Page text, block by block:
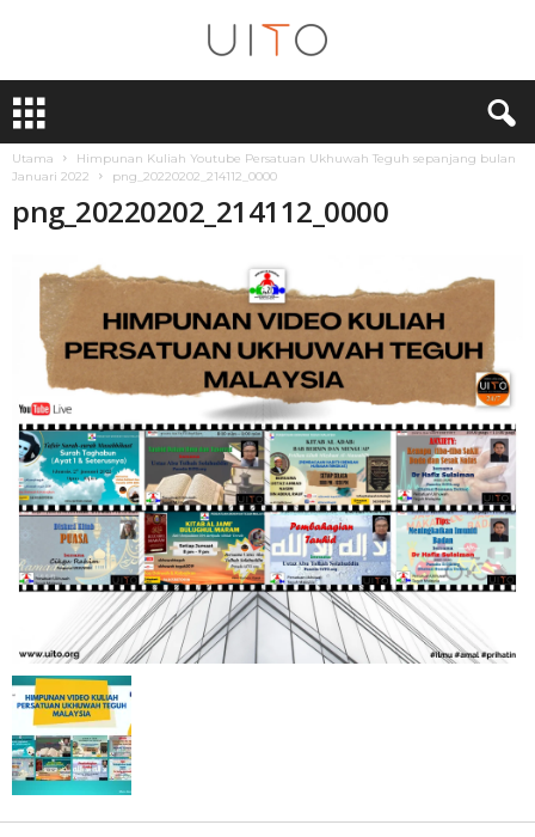
T
Utama
Himpunan Kuliah Youtube Persatuan Ukhuwah Teguh sepanjang bulan
Januari 2022
png_20220202_214112_0000
png_20220202_214112_0000